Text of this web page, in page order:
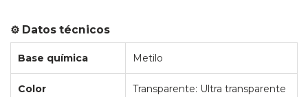
⚙️ Datos técnicos
Base química Metilo
Color Transparente: Ultra transparente